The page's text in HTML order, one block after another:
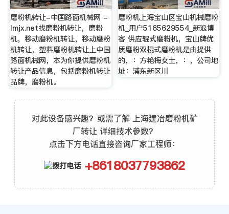
磨粉机转让-中国路面机械网 -
lmjx.net找磨粉机转让，磨粉
机，移动磨粉机转让，移动磨粉
机转让，塑料磨粉机转让上中国
路面机械网，本为你提供磨粉机
转让产品信息，包括磨粉机转让
品牌，磨粉机。
磨粉机上海宝山区宝山机械磨粉
机_用户5165629554_新浪博
客 供应辊式磨粉机，宝山牌优
质磨粉双棍式磨粉机是由提供
的，：方艳梅女士，：，公司地
址：浦东新区川
对此设备感兴趣？或需了解 上海建冶磨粉机矿
厂转让 详细技术参数？
点击下方电话直接咨询厂家工程师：
+8618037793862